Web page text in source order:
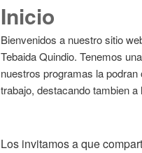
Inicio
Bienvenidos a nuestro sitio
Tebaida Quindio. Tenemos
nuestros programas la
trabajo, destacando tambien
Los invitamos a que